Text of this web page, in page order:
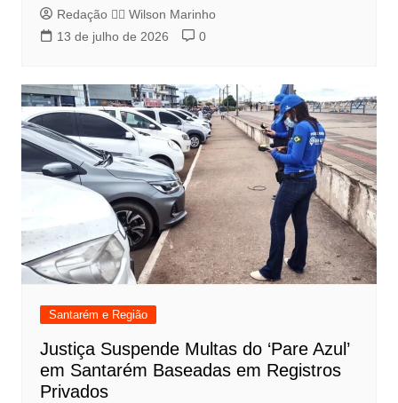
Redação 👨‍⚖️​ Wilson Marinho
13 de julho de 2026
0
Santarém e Região
Justiça Suspende Multas do ‘Pare Azul’
em Santarém Baseadas em Registros
Privados